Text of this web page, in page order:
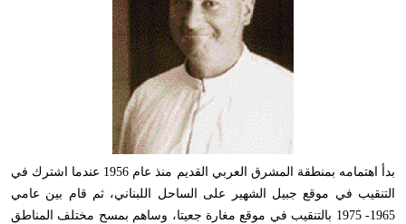
بدأ اهتمامه بمنطقة المشرق العربي القديم منذ عام 1956 عندما اشترك في
التنقيب في موقع جبيل الشهير على الساحل اللبناني، ثم قام بين عامي
1965- 1975 بالتنقيب في موقع مغارة جعيتا، وساهم بمسح مختلف المناطق